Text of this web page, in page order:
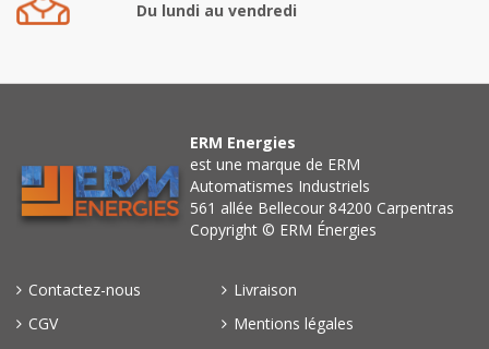
Du lundi au vendredi
ERM Energies
est une marque de ERM
Automatismes Industriels
561 allée Bellecour 84200 Carpentras
Copyright © ERM Énergies
Contactez-nous
Livraison
CGV
Mentions légales